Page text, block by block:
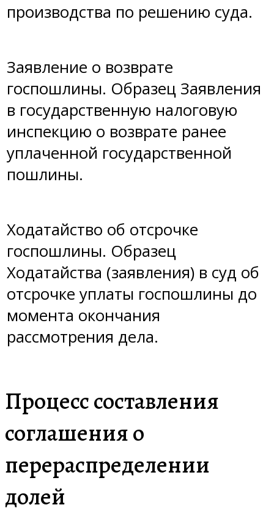
производства по решению суда.
Заявление о возврате
госпошлины. Образец Заявления
в государственную налоговую
инспекцию о возврате ранее
уплаченной государственной
пошлины.
Ходатайство об отсрочке
госпошлины. Образец
Ходатайства (заявления) в суд об
отсрочке уплаты госпошлины до
момента окончания
рассмотрения дела.
Процесс составления
соглашения о
перераспределении
долей